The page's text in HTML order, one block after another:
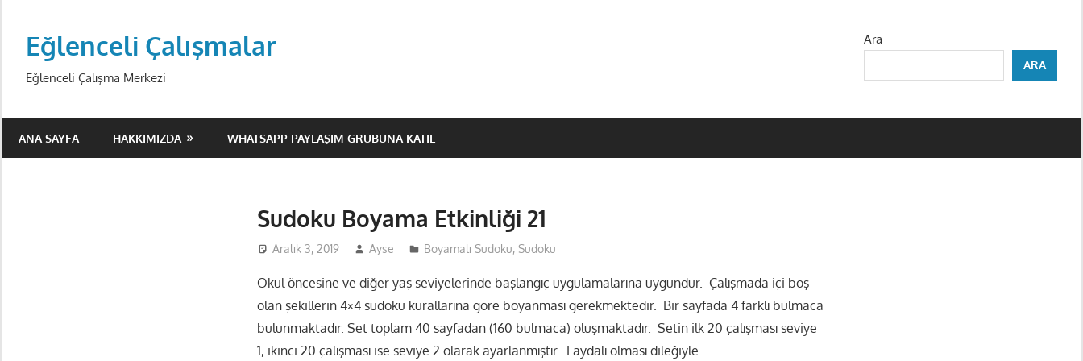
contentEğlenceli Çalışmalar
Eğlenceli Çalışma Merkezi
Ara
ARA
ANA SAYFA HAKKIMIZDA WHATSAPP PAYLAŞIM GRUBUNA KATIL
Sudoku Boyama Etkinliği 21
Aralık 3, 2019 Ayse Boyamalı Sudoku, Sudoku
Okul öncesine ve diğer yaş seviyelerinde başlangıç uygulamalarına uygundur. Çalışmada içi boş
olan şekillerin 4×4 sudoku kurallarına göre boyanması gerekmektedir. Bir sayfada 4 farklı bulmaca
bulunmaktadır. Set toplam 40 sayfadan (160 bulmaca) oluşmaktadır. Setin ilk 20 çalışması seviye
1, ikinci 20 çalışması ise seviye 2 olarak ayarlanmıştır. Faydalı olması dileğiyle.